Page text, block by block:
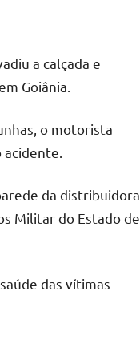
a calçada e
Goiânia.
o motorista
da
Militar do Estado de
das vítimas